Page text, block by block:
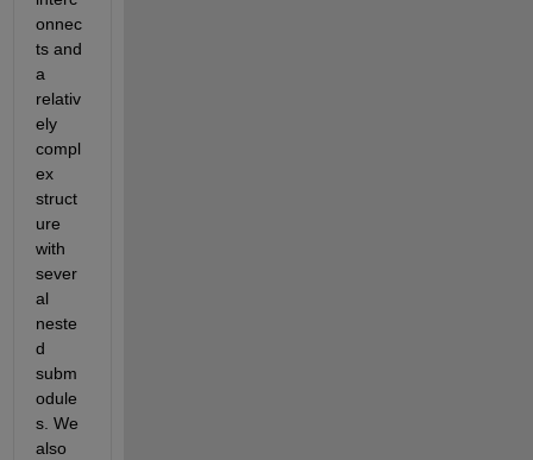
onnec
ts and
a
relativ
ely
compl
ex
struct
ure
with
sever
al
neste
d
subm
odule
s. We
also